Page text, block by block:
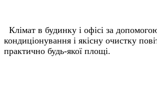
Клімат в будинку і офісі за
кондиціонування і якісну очистку
практично будь-якої площі.